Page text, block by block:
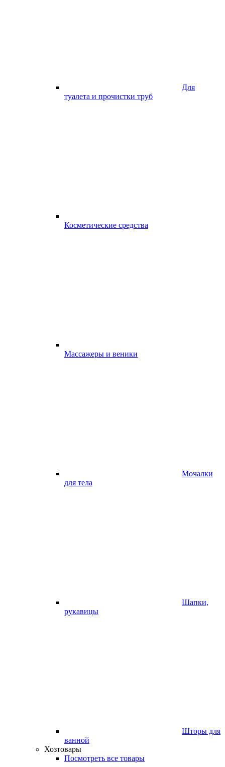
Для
туалета и прочистки труб
Косметические средства
Массажеры и веники
Мочалки
для тела
Шапки,
рукавицы
Шторы для
ванной
Хозтовары
Посмотреть все товары